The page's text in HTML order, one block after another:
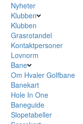
Nyheter
Klubben
Klubben
Grasrotandel
Kontaktpersoner
Lovnorm
Bane
Om Hvaler Golfbane
Banekart
Hole In One
Baneguide
Slopetabeller